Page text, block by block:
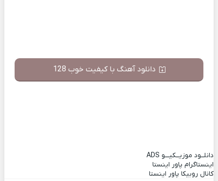
دانلود آهنگ با کیفیت خوب 128
دانلــود موزیــکیـــو ADS
اینستاگرام پاور اینستا
کانال روبیکا پاور اینستا